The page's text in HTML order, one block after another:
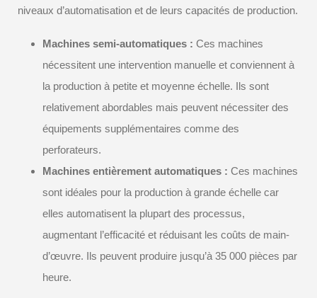
niveaux d’automatisation et de leurs capacités de production.
Machines semi-automatiques : Ces machines
nécessitent une intervention manuelle et conviennent à
la production à petite et moyenne échelle. Ils sont
relativement abordables mais peuvent nécessiter des
équipements supplémentaires comme des
perforateurs.
Machines entièrement automatiques : Ces machines
sont idéales pour la production à grande échelle car
elles automatisent la plupart des processus,
augmentant l’efficacité et réduisant les coûts de main-
d’œuvre. Ils peuvent produire jusqu’à 35 000 pièces par
heure.